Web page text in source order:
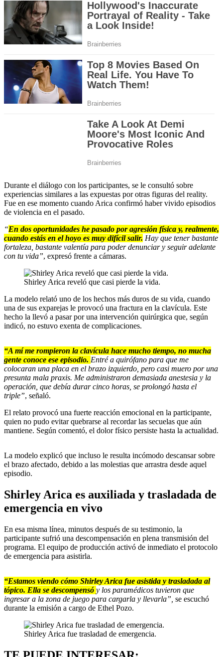
Durante el diálogo con los participantes, se le consultó sobre
experiencias similares a las expuestas por otras figuras del reality.
Fue en ese momento cuando Arica confirmó haber vivido episodios
de violencia en el pasado.
“En dos oportunidades he pasado por agresión física y, realmente,
cuando estás en el hoyo es muy difícil salir. Hay que tener bastante
fortaleza, bastante valentía para poder denunciar y seguir adelante
con tu vida”, expresó frente a cámaras.
Shirley Arica reveló que casi pierde la vida.
La modelo relató uno de los hechos más duros de su vida, cuando
una de sus exparejas le provocó una fractura en la clavícula. Este
hecho la llevó a pasar por una intervención quirúrgica que, según
indicó, no estuvo exenta de complicaciones.
“A mí me rompieron la clavícula hace mucho tiempo, no mucha
gente conoce ese episodio. Entré a quirófano para que me
colocaran una placa en el brazo izquierdo, pero casi muero por una
presunta mala praxis. Me administraron demasiada anestesia y la
operación, que debía durar cinco horas, se prolongó hasta el
triple”, señaló.
El relato provocó una fuerte reacción emocional en la participante,
quien no pudo evitar quebrarse al recordar las secuelas que aún
mantiene. Según comentó, el dolor físico persiste hasta la actualidad.
La modelo explicó que incluso le resulta incómodo descansar sobre
el brazo afectado, debido a las molestias que arrastra desde aquel
episodio.
Shirley Arica es auxiliada y trasladada de
emergencia en vivo
En esa misma línea, minutos después de su testimonio, la
participante sufrió una descompensación en plena transmisión del
programa. El equipo de producción activó de inmediato el protocolo
de emergencia para asistirla.
“Estamos viendo cómo Shirley Arica fue asistida y trasladada al
tópico. Ella se descompensó y los paramédicos tuvieron que
ingresar a la zona de juego para cargarla y llevarla”, se escuchó
durante la emisión a cargo de Ethel Pozo.
Shirley Arica fue trasladad de emergencia.